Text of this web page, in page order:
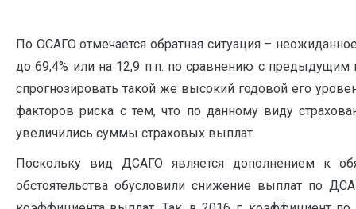
По ОСАГО отмечается обратная ситуация –
до 69,4% или на 12,9 п.п. по сравнению с предыдущим
спрогнозировать такой же высокий годовой его
факторов риска с тем, что по данному виду
увеличились суммы страховых выплат.
Поскольку вид ДСАГО является дополнением к
обстоятельства обусловили снижение выплат по